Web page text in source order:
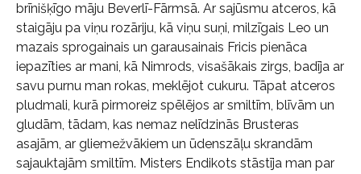
brīnišķīgo māju Beverlī-Fārmsā. Ar sajūsmu atceros, kā
staigāju pa viņu rozāriju, kā viņu suņi, milzīgais Leo un
mazais sprogainais un garausainais Fricis pienāca
iepazīties ar mani, kā Nimrods, visašākais zirgs, badīja ar
savu purnu man rokas, meklējot cukuru. Tāpat atceros
pludmali, kurā pirmoreiz spēlējos ar smiltīm, blīvām un
gludām, tādam, kas nemaz nelīdzinās Brusteras
asajām, ar gliemežvākiem un ūdenszāļu skrandām
sajauktajām smiltīm. Misters Endikots stāstīja man par